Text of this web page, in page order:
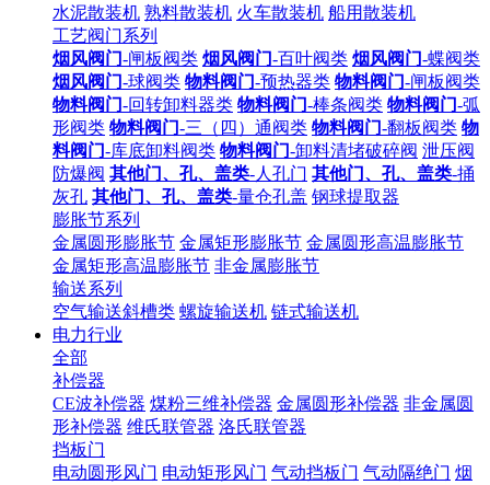
水泥散装机 熟料散装机 火车散装机 船用散装机
工艺阀门系列
烟风阀门-闸板阀类 烟风阀门-百叶阀类 烟风阀门-蝶阀类
烟风阀门-球阀类 物料阀门-预热器类 物料阀门-闸板阀类
物料阀门-回转卸料器类 物料阀门-棒条阀类 物料阀门-弧
形阀类 物料阀门-三（四）通阀类 物料阀门-翻板阀类 物
料阀门-库底卸料阀类 物料阀门-卸料清堵破碎阀 泄压阀
防爆阀 其他门、孔、盖类-人孔门 其他门、孔、盖类-捅
灰孔 其他门、孔、盖类-量仓孔盖 钢球提取器
膨胀节系列
金属圆形膨胀节 金属矩形膨胀节 金属圆形高温膨胀节
金属矩形高温膨胀节 非金属膨胀节
输送系列
空气输送斜槽类 螺旋输送机 链式输送机
电力行业
全部
补偿器
CE波补偿器 煤粉三维补偿器 金属圆形补偿器 非金属圆
形补偿器 维氏联管器 洛氏联管器
挡板门
电动圆形风门 电动矩形风门 气动挡板门 气动隔绝门 烟